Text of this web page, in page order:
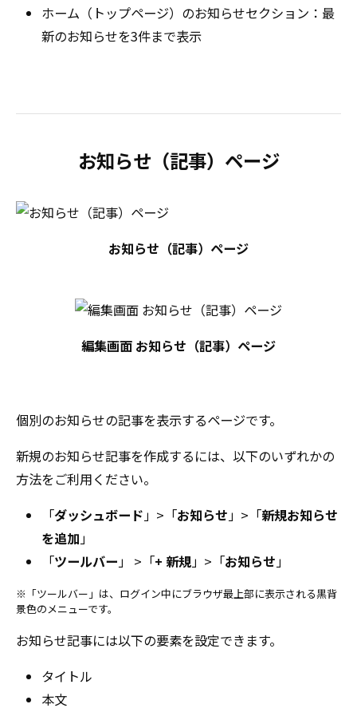
ホーム（トップページ）のお知らせセクション：最
新のお知らせを3件まで表示
お知らせ（記事）ページ
お知らせ（記事）ページ
編集画面 お知らせ（記事）ページ
個別のお知らせの記事を表示するページです。
新規のお知らせ記事を作成するには、以下のいずれかの
方法をご利用ください。
「ダッシュボード」>「お知らせ」>「新規お知らせ
を追加」
「ツールバー」 >「+ 新規」>「お知らせ」
※「ツールバー」は、ログイン中にブラウザ最上部に表示される黒背
景色のメニューです。
お知らせ記事には以下の要素を設定できます。
タイトル
本文